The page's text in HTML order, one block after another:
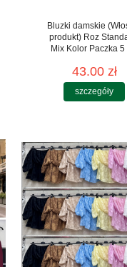
Bluzki damskie
produkt) Roz
Mix Kolor Paczka 5
43.00 zł
szczegóły